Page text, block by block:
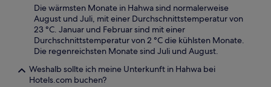
Die wärmsten Monate in Hahwa sind normalerweise
August und Juli, mit einer Durchschnittstemperatur von
23 °C. Januar und Februar sind mit einer
Durchschnittstemperatur von 2 °C die kühlsten Monate.
Die regenreichsten Monate sind Juli und August.
Weshalb sollte ich meine Unterkunft in Hahwa bei
Hotels.com buchen?